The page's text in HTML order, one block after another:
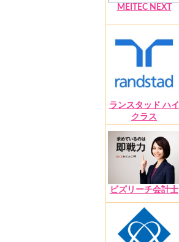
MEITEC NEXT
ランスタッド ハイ
クラス
ビズリーチ会計士